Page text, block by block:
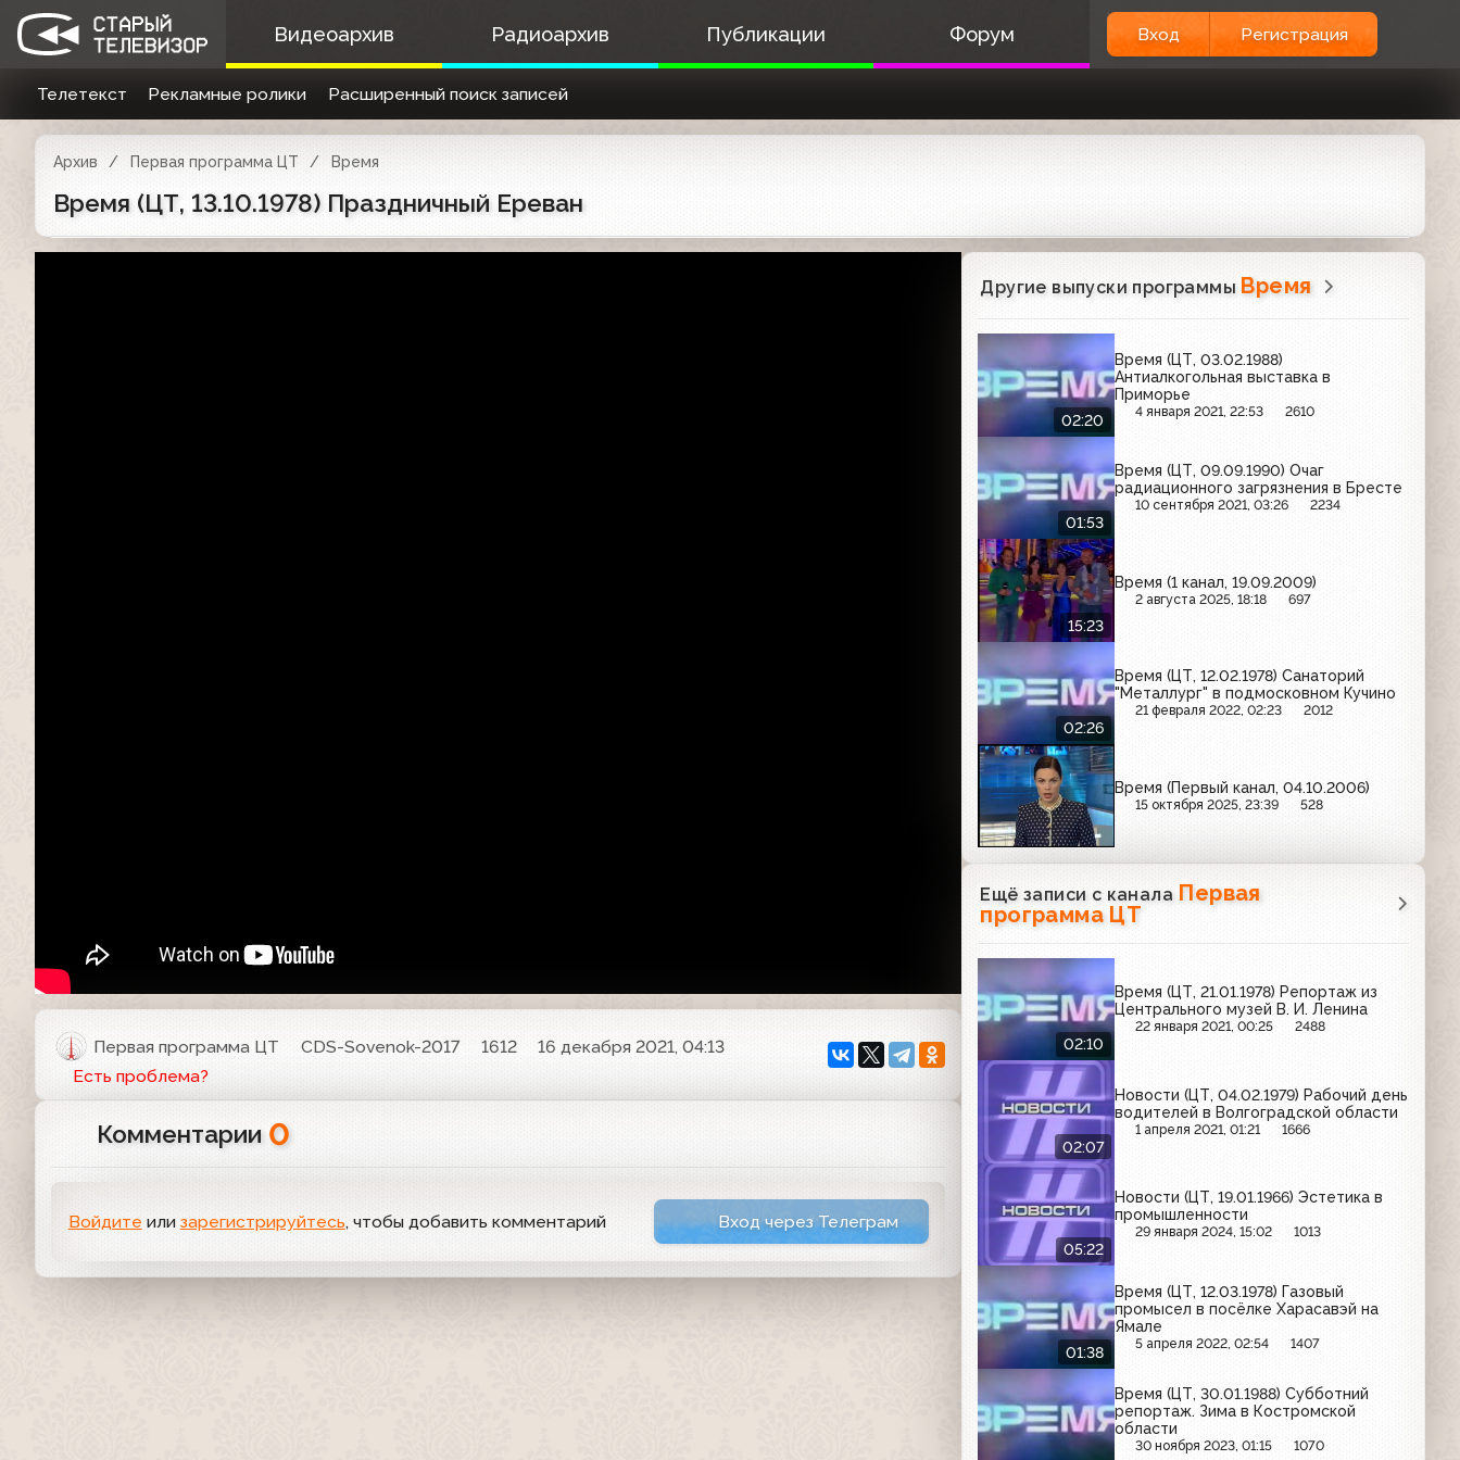
Видеоархив Радиоархив Публикации Форум Вход Регистрация
Телетекст Рекламные ролики Расширенный поиск записей
Архив Первая программа ЦТ Время
Время (ЦТ, 13.10.1978) Праздничный Ереван
Первая программа ЦТ CDS-Sovenok-2017 1612
16 декабря 2021, 04:13
Есть проблема?
Комментарии 0
Войдите или зарегистрируйтесь, чтобы добавить комментарий Вход через Телеграм
Другие выпуски программы Время
02:20
Время (ЦТ, 03.02.1988)
Антиалкогольная выставка в
Приморье
4 января 2021, 22:53 2610
01:53
Время (ЦТ, 09.09.1990) Очаг
радиационного загрязнения в Бресте
10 сентября 2021, 03:26 2234
15:23
Время (1 канал, 19.09.2009)
2 августа 2025, 18:18 697
02:26
Время (ЦТ, 12.02.1978) Санаторий
"Металлург" в подмосковном Кучино
21 февраля 2022, 02:23 2012
Время (Первый канал, 04.10.2006)
15 октября 2025, 23:39 528
Ещё записи с канала Первая
программа ЦТ
02:10
Время (ЦТ, 21.01.1978) Репортаж из
Центрального музей В. И. Ленина
22 января 2021, 00:25 2488
02:07
Новости (ЦТ, 04.02.1979) Рабочий день
водителей в Волгоградской области
1 апреля 2021, 01:21 1666
05:22
Новости (ЦТ, 19.01.1966) Эстетика в
промышленности
29 января 2024, 15:02 1013
01:38
Время (ЦТ, 12.03.1978) Газовый
промысел в посёлке Харасавэй на
Ямале
5 апреля 2022, 02:54 1407
Время (ЦТ, 30.01.1988) Субботний
репортаж. Зима в Костромской
области
30 ноября 2023, 01:15 1070